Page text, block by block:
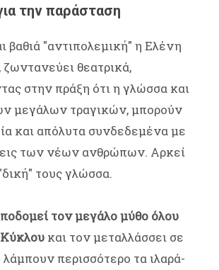
την παράσταση
βαθιά "αντιπολεμική" η Ελένη
ζωντανεύει θεατρικά,
στην πράξη ότι η γλώσσα και
μεγάλων τραγικών, μπορούν
και απόλυτα συνδεδεμένα με
των νέων ανθρώπων. Αρκεί
τους γλώσσα.
τον μεγάλο μύθο όλου
και τον μεταλλάσσει σε
περισσότερο τα ιλαρά-